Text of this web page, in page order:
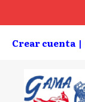
Crear cuenta |